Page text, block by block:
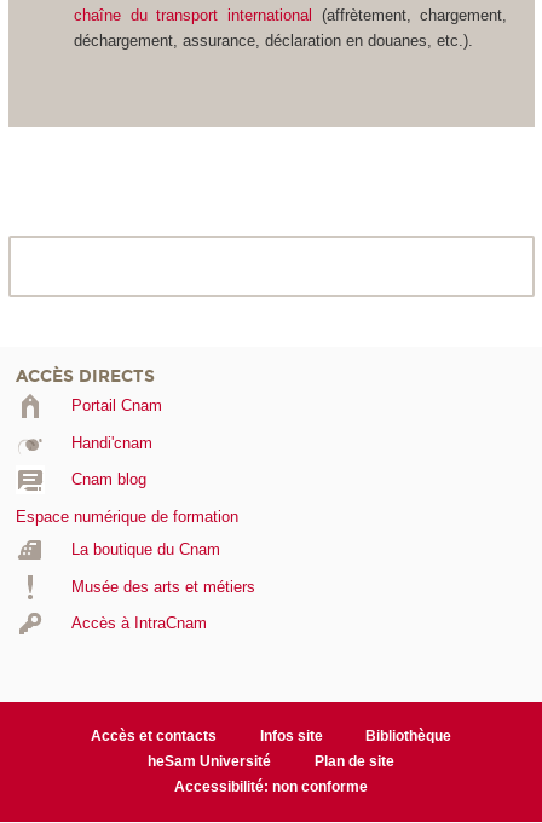
chaîne du transport international (affrètement, chargement,
déchargement, assurance, déclaration en douanes, etc.).
ACCÈS DIRECTS
Portail Cnam
Handi'cnam
Cnam blog
Espace numérique de formation
La boutique du Cnam
Musée des arts et métiers
Accès à IntraCnam
Accès et contacts Infos site
Bibliothèque
heSam Université
Plan de site
Accessibilité: non conforme